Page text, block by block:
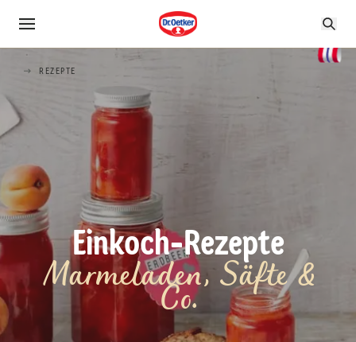
REZEPTE
Einkoch-Rezepte
Marmeladen, Säfte &
Co.